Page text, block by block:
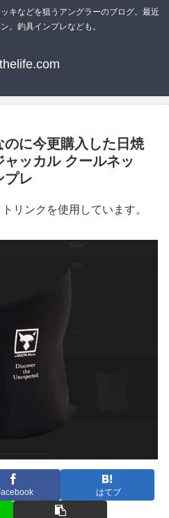
キなどを狙うアングラーのブログ。最近
。釣具インプレなども。
のに今更購入した日焼
ッカル クールネッ
プレ
リンクを使用しています。
はてブ